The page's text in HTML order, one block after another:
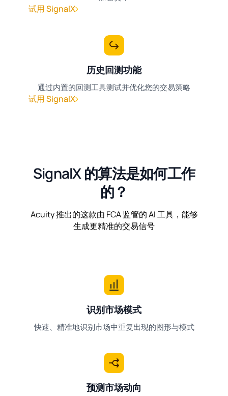
试用 SignalX
历史回测功能
通过内置的回测工具测试并优化您的交易策略
试用 SignalX
SignalX 的算法是如何工作
的？
Acuity 推出的这款由 FCA 监管的 AI 工具，能够
生成更精准的交易信号
识别市场模式
快速、精准地识别市场中重复出现的图形与模式
预测市场动向